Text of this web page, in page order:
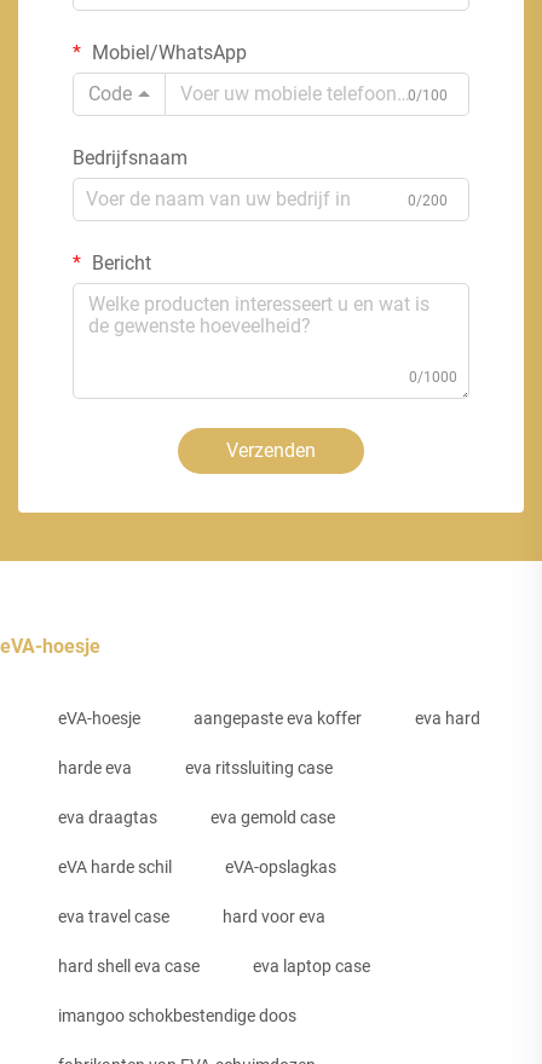
Mobiel/WhatsApp
Code
0/100
Bedrijfsnaam
0/200
Bericht
0/1000
Verzenden
eVA-hoesje
eVA-hoesje aangepaste eva koffer eva hard
harde eva eva ritssluiting case
eva draagtas eva gemold case
eVA harde schil eVA-opslagkas
eva travel case hard voor eva
hard shell eva case eva laptop case
imangoo schokbestendige doos